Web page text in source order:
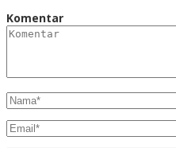
Komentar